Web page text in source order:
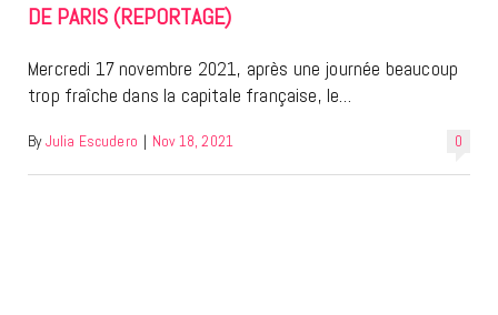
DE PARIS (REPORTAGE)
Mercredi 17 novembre 2021, après une journée beaucoup
trop fraîche dans la capitale française, le…
0
By Julia Escudero | Nov 18, 2021